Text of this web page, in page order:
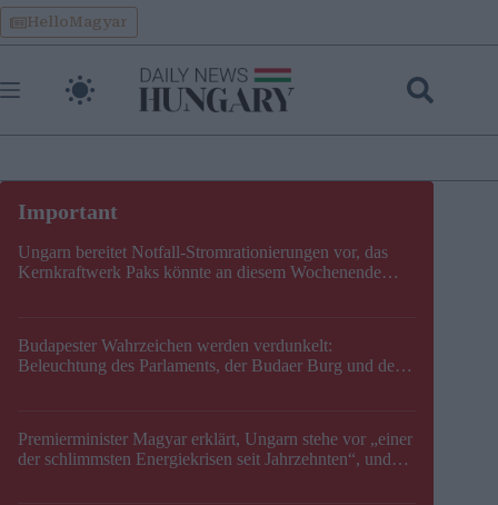
Skip
to
content
HelloMagyar
Ungarn bereitet Notfall-Stromrationierungen vor, das
Kernkraftwerk Paks könnte an diesem Wochenende
Budapester Wahrzeichen werden verdunkelt:
Beleuchtung des Parlaments, der Budaer Burg und der
Premierminister Magyar erklärt, Ungarn stehe vor „einer
der schlimmsten Energiekrisen seit Jahrzehnten“, und